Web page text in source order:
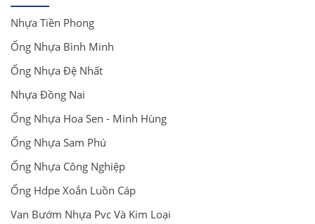
Nhựa Tiền Phong
Ống Nhựa Bình Minh
Ống Nhựa Đệ Nhất
Nhựa Đồng Nai
Ống Nhựa Hoa Sen - Minh Hùng
Ống Nhựa Sam Phú
Ống Nhựa Công Nghiệp
Ống Hdpe Xoắn Luồn Cáp
Van Bướm Nhựa Pvc Và Kim Loại